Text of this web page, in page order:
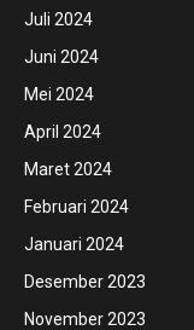
Juli 2024
Juni 2024
Mei 2024
April 2024
Maret 2024
Februari 2024
Januari 2024
Desember 2023
November 2023